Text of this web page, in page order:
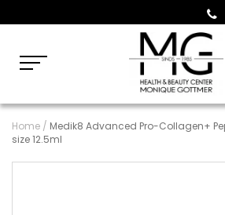
Home / Medik8 Advanced Pro-Collagen+
size 12.5ml